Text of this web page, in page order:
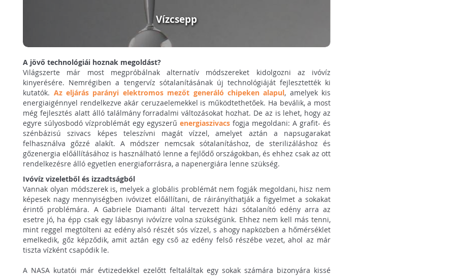
Vízcsepp
A jövő technológiái hoznak megoldást?
Világszerte már most megpróbálnak alternatív módszereket kidolgozni az ivóvíz
kinyerésére. Nemrégiben a tengervíz sótalanításának új technológiáját fejlesztették ki
kutatók. Az eljárás parányi elektromos mezőt generáló chipeken alapul, amelyek kis
energiaigénnyel rendelkezve akár ceruzaelemekkel is működtethetőek. Ha beválik, a most
még fejlesztés alatt álló találmány forradalmi változásokat hozhat. De az is lehet, hogy az
egyre súlyosbodó vízproblémát egy egyszerűenergiaszivacs fogja megoldani: A grafit- és
szénbázisú szivacs képes teleszívni magát vízzel, amelyet aztán a napsugarakat
felhasználva gőzzé alakít. A módszer nemcsak sótalanításhoz, de sterilizáláshoz és
gőzenergia előállításához is használható lenne a fejlődő országokban, és ehhez csak az ott
rendelkezésre álló egyetlen energiaforrásra, a napenergiára lenne szükség.
Ivóvíz vizeletből és izzadtságból
Vannak olyan módszerek is, melyek a globális problémát nem fogják megoldani, hisz nem
képesek nagy mennyiségben ivóvizet előállítani, de ráirányíthatják a figyelmet a sokakat
érintő problémára. A Gabriele Diamanti által tervezett házi sótalanító edény arra az
esetre jó, ha épp csak egy lábasnyi ivóvízre volna szükségünk. Ehhez nem kell más tenni,
mint reggel megtölteni az edény alsó részét sós vízzel, s ahogy napközben a hőmérséklet
emelkedik, gőz képződik, amit aztán egy cső az edény felső részébe vezet, ahol az már
tiszta vízként csapódik le.
A NASA kutatói már évtizedekkel ezelőtt feltaláltak egy sokak számára bizonyára kissé